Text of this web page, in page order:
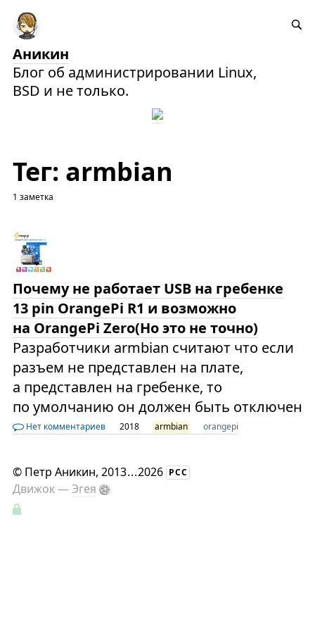
Аникин
Блог об администрировании Linux,
BSD и не только.
Тег: armbian
1 заметка
Почему не работает USB на гребенке
13 pin OrangePi R1 и возможно
на OrangePi Zero(Но это не точно)
Разработчики armbian считают что если
разъем не представлен на плате,
а представлен на гребенке, то
по умолчанию он должен быть отключен
Нет комментариев 2018 armbian orangepi
© Петр Аникин, 2013...2026 РСС
Движок —Эгея